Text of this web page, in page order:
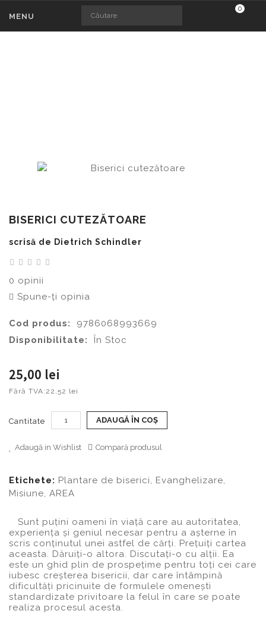
0
MENU
BISERICI CUTEZĂTOARE
scrisă de Dietrich Schindler
0 opinii
Spune-ţi opinia
Cod produs:
9786068993669
Disponibilitate:
În Stoc
25,00 lei
Fără TVA: 22,52 lei
Cantitate ADAUGĂ ÎN COŞ
Adaugă in Wishlist Compară produsul
Etichete: Plantare de biserici, Evanghelizare,
Misiune, AREA
Sunt puțini oameni în viaţă care au autoritatea,
experiența și geniul necesar pentru a așterne în
scris conținutul unei astfel de cărți. Prețuiți cartea
aceasta. Dăruiți-o altora. Discutați-o cu alții. Ea
este un ghid plin de prospețime pentru toți cei care
iubesc creșterea bisericii, dar care întâmpină
dificultăți pricinuite de formulele omenești
standardizate privitoare la felul în care se poate
realiza procesul acesta.